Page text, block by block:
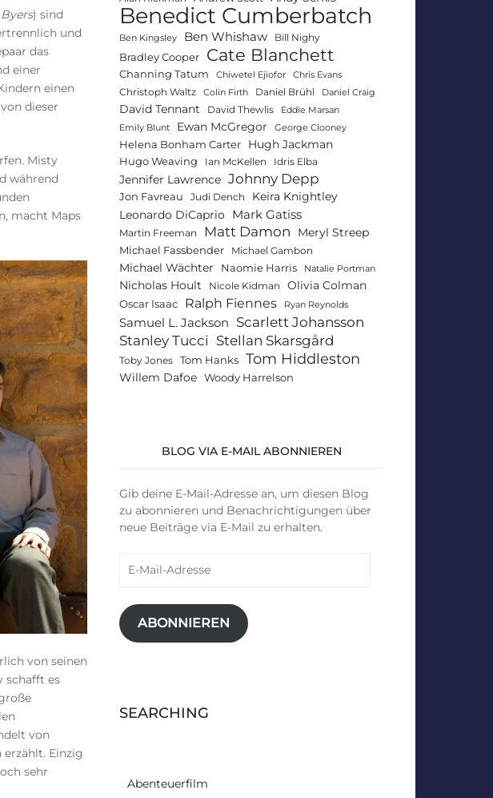
) sind
und
das
einer
einen
dieser
Misty
während
macht Maps
von seinen
schafft es
von
Einzig
sehr
Benedict Cumberbatch
Ben Kingsley Ben Whishaw Bill Nighy
Bradley Cooper Cate Blanchett
Channing Tatum Chiwetel Ejiofor Chris Evans
Christoph Waltz Colin Firth Daniel Brühl Daniel Craig
David Tennant David Thewlis
Eddie Marsan
Emily Blunt
Ewan McGregor George Clooney
Helena Bonham Carter Hugh Jackman
Hugo Weaving Ian McKellen Idris Elba
Jennifer Lawrence Johnny Depp
Jon Favreau Judi Dench
Keira Knightley
Leonardo DiCaprio
Mark Gatiss
Martin Freeman Matt Damon Meryl Streep
Michael Fassbender Michael Gambon
Michael Wächter Naomie Harris Natalie Portman
Nicholas Hoult Nicole Kidman Olivia Colman
Oscar Isaac Ralph Fiennes Ryan Reynolds
Samuel L. Jackson Scarlett Johansson
Stanley Tucci Stellan Skarsgård
Toby Jones Tom Hanks Tom Hiddleston
Willem Dafoe Woody Harrelson
BLOG VIA E-MAIL ABONNIEREN
Gib deine E-Mail-Adresse an, um diesen Blog
zu abonnieren und Benachrichtigungen über
neue Beiträge via E-Mail zu erhalten.
Mail-
ABONNIEREN
SEARCHING
Abenteuerfilm